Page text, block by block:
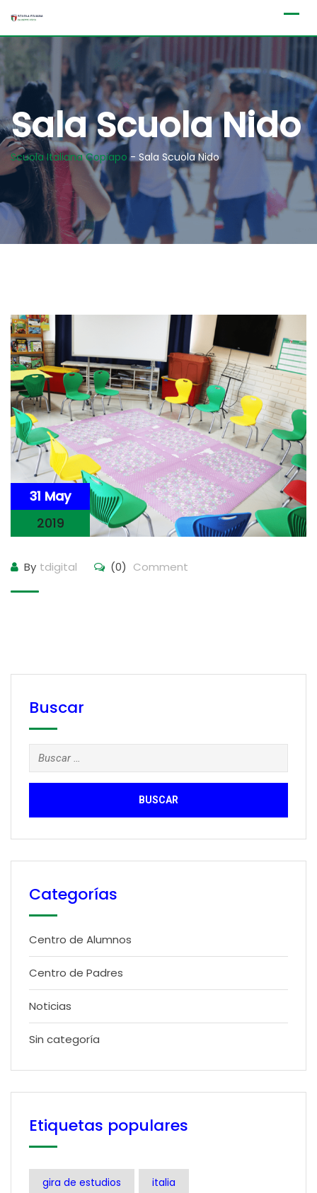
content
Sala Scuola Nido
Scuola Italiana Copiapo -Sala Scuola Nido
31 May
2019
By tdigital (0) Comment
Buscar
Buscar:
Categorías
Centro de Alumnos
Centro de Padres
Noticias
Sin categoría
Etiquetas populares
gira de estudios italia